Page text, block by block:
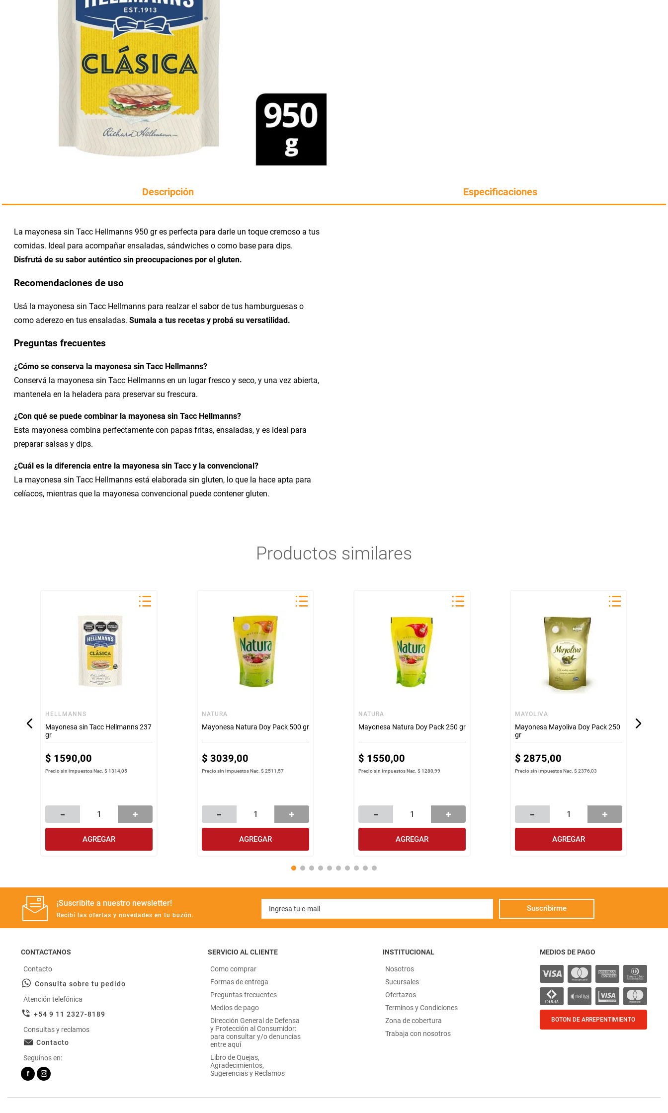
bazar y mascotas
Descripción Especificaciones
La mayonesa sin Tacc Hellmanns 950 gr es perfecta para darle un toque cremoso a tus
comidas. Ideal para acompañar ensaladas, sándwiches o como base para dips.
Disfrutá de su sabor auténtico sin preocupaciones por el gluten.
Recomendaciones de uso
Usá la mayonesa sin Tacc Hellmanns para realzar el sabor de tus hamburguesas o
como aderezo en tus ensaladas. Sumala a tus recetas y probá su versatilidad.
Preguntas frecuentes
¿Cómo se conserva la mayonesa sin Tacc Hellmanns?
Conservá la mayonesa sin Tacc Hellmanns en un lugar fresco y seco, y una vez abierta,
mantenela en la heladera para preservar su frescura.
¿Con qué se puede combinar la mayonesa sin Tacc Hellmanns?
Esta mayonesa combina perfectamente con papas fritas, ensaladas, y es ideal para
preparar salsas y dips.
¿Cuál es la diferencia entre la mayonesa sin Tacc y la convencional?
La mayonesa sin Tacc Hellmanns está elaborada sin gluten, lo que la hace apta para
celíacos, mientras que la mayonesa convencional puede contener gluten.
Productos similares
HELLMANNS
Mayonesa sin Tacc Hellmanns 237
gr
$ 1590,00
Precio sin impuestos Nac.$ 1314,05
AGREGAR
NATURA
Mayonesa Natura Doy Pack 500 gr
$ 3039,00
Precio sin impuestos Nac.$ 2511,57
AGREGAR
NATURA
Mayonesa Natura Doy Pack 250 gr
$ 1550,00
Precio sin impuestos Nac.$ 1280,99
AGREGAR
MAYOLIVA
Mayonesa Mayoliva Doy Pack 250
gr
$ 2875,00
Precio sin impuestos Nac.$ 2376,03
AGREGAR
¡Suscribite a nuestro newsletter!
Recibí las ofertas y novedades en tu buzón.
Suscribirme
CONTACTANOS
Contacto
Consulta sobre tu pedido
Atención telefónica
+54 9 11 2327-8189
Consultas y reclamos
Contacto
Seguinos en:
SERVICIO AL CLIENTE
Como comprar
Formas de entrega
Preguntas frecuentes
Medios de pago
Dirección General de Defensa
y Protección al Consumidor:
para consultar y/o denuncias
entre aquí
Libro de Quejas,
Agradecimientos,
Sugerencias y Reclamos
INSTITUCIONAL
Nosotros
Sucursales
Ofertazos
Terminos y Condiciones
Zona de cobertura
Trabaja con nosotros
MEDIOS DE PAGO
BOTON DE ARREPENTIMIENTO
Manteca
Harina